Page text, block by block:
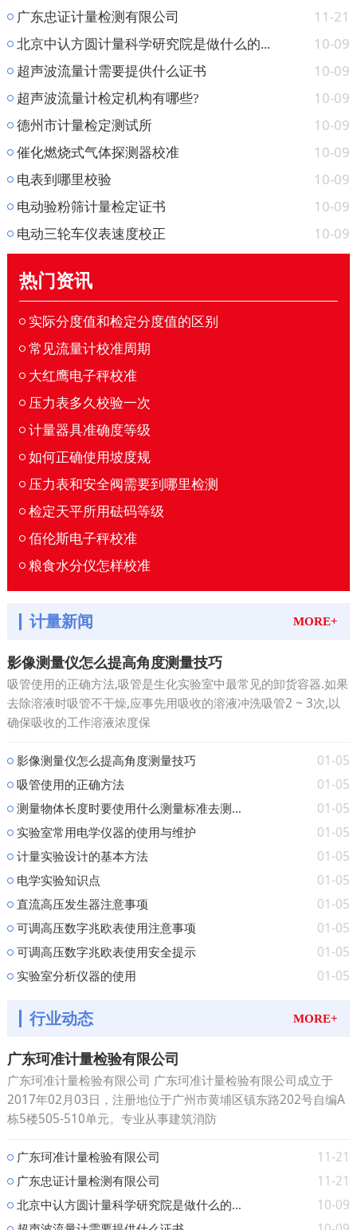
广东忠证计量检测有限公司 11-21
北京中认方圆计量科学研究院是做什么的... 10-09
超声波流量计需要提供什么证书 10-09
超声波流量计检定机构有哪些? 10-09
德州市计量检定测试所 10-09
催化燃烧式气体探测器校准 10-09
电表到哪里校验 10-09
电动验粉筛计量检定证书 10-09
电动三轮车仪表速度校正 10-09
热门资讯
实际分度值和检定分度值的区别
常见流量计校准周期
大红鹰电子秤校准
压力表多久校验一次
计量器具准确度等级
如何正确使用坡度规
压力表和安全阀需要到哪里检测
检定天平所用砝码等级
佰伦斯电子秤校准
粮食水分仪怎样校准
MORE+
计量新闻
影像测量仪怎么提高角度测量技巧
吸管使用的正确方法,吸管是生化实验室中最常见的卸货容器.如果
去除溶液时吸管不干燥,应事先用吸收的溶液冲洗吸管2 ~ 3次,以
确保吸收的工作溶液浓度保
影像测量仪怎么提高角度测量技巧 01-05
吸管使用的正确方法 01-05
测量物体长度时要使用什么测量标准去测... 01-05
实验室常用电学仪器的使用与维护 01-05
计量实验设计的基本方法 01-05
电学实验知识点 01-05
直流高压发生器注意事项 01-05
可调高压数字兆欧表使用注意事项 01-05
可调高压数字兆欧表使用安全提示 01-05
实验室分析仪器的使用 01-05
MORE+
行业动态
广东珂准计量检验有限公司
广东珂准计量检验有限公司 广东珂准计量检验有限公司成立于
2017年02月03日，注册地位于广州市黄埔区镇东路202号自编A
栋5楼505-510单元。专业从事建筑消防
广东珂准计量检验有限公司 11-21
广东忠证计量检测有限公司 11-21
北京中认方圆计量科学研究院是做什么的... 10-09